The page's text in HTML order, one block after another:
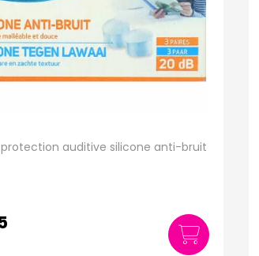
protection auditive silicone anti-bruit